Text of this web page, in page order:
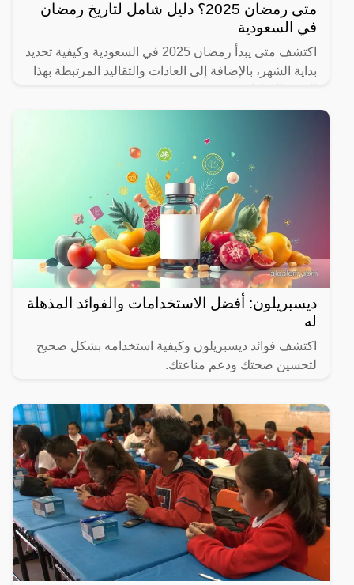
متى رمضان 2025؟ دليل شامل لتاريخ رمضان
في السعودية
اكتشف متى يبدأ رمضان 2025 في السعودية وكيفية تحديد
بداية الشهر، بالإضافة إلى العادات والتقاليد المرتبطة بهذا
ديسبريلون: أفضل الاستخدامات والفوائد المذهلة
له
اكتشف فوائد ديسبريلون وكيفية استخدامه بشكل صحيح
لتحسين صحتك ودعم مناعتك.